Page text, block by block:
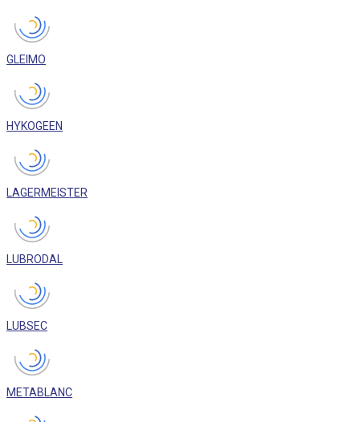
GLEIMO
HYKOGEEN
LAGERMEISTER
LUBRODAL
LUBSEC
METABLANC